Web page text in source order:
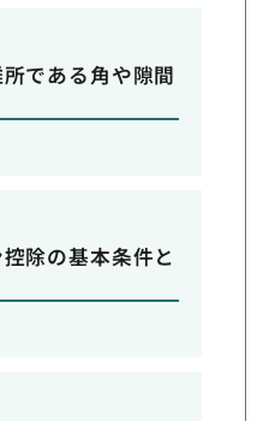
である角や隙間
除の基本条件と